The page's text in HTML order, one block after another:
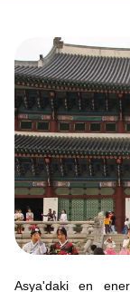
Asya'daki en